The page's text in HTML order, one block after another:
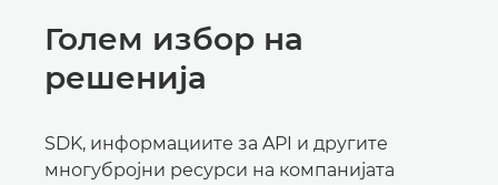
Голем избор на
решенија
SDK, информациите за API и другите
многубројни ресурси на компанијата